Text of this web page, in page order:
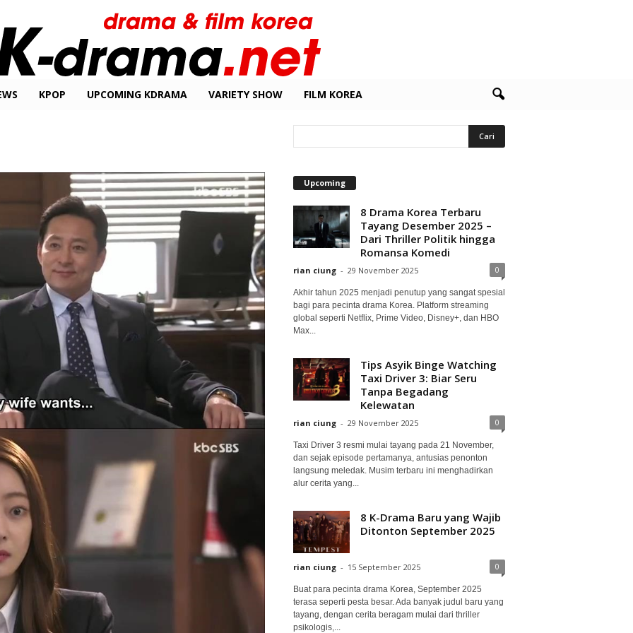
KPOP UPCOMING KDRAMA VARIETY SHOW FILM KOREA
Upcoming
8 Drama Korea Terbaru
Tayang Desember 2025 –
Dari Thriller Politik hingga
Romansa Komedi
rian ciung - 29 November 2025 0
Akhir tahun 2025 menjadi penutup yang sangat spesial
bagi para pecinta drama Korea. Platform streaming
global seperti Netflix, Prime Video, Disney+, dan HBO
Max...
Tips Asyik Binge Watching
Taxi Driver 3: Biar Seru
Tanpa Begadang
Kelewatan
rian ciung - 29 November 2025 0
Taxi Driver 3 resmi mulai tayang pada 21 November,
dan sejak episode pertamanya, antusias penonton
langsung meledak. Musim terbaru ini menghadirkan
alur cerita yang...
8 K-Drama Baru yang Wajib
Ditonton September 2025
rian ciung - 15 September 2025 0
Buat para pecinta drama Korea, September 2025
terasa seperti pesta besar. Ada banyak judul baru yang
tayang, dengan cerita beragam mulai dari thriller
psikologis,...